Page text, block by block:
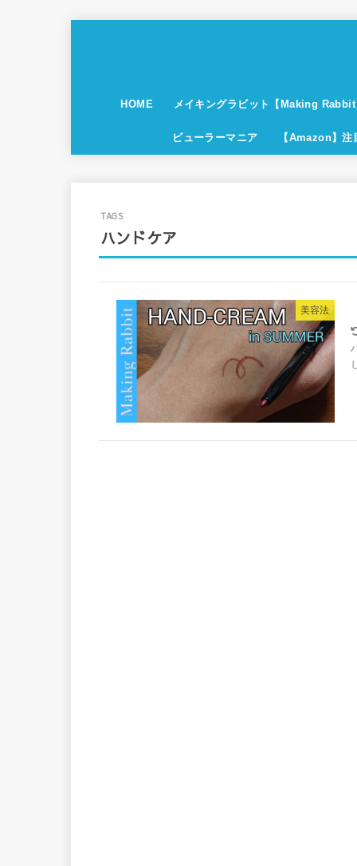
HOME メイキングラビット【Making
ビューラーマニア 【Amazon】
ハンドケア
美容法